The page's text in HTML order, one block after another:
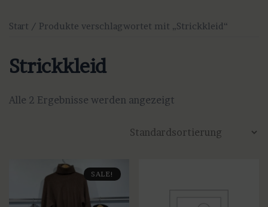
Start / Produkte verschlagwortet mit „Strickkleid“
Strickkleid
Alle 2 Ergebnisse werden angezeigt
SALE!